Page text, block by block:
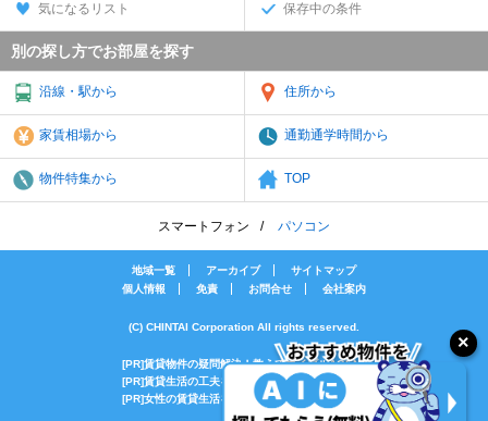
気になるリスト 保存中の条件
別の探し方でお部屋を探す
沿線・駅から 住所から
家賃相場から 通勤通学時間から
物件特集から TOP
スマートフォン パソコン
地域一覧 アーカイブ
サイトマップ
個人情報
免責 お問合せ 会社案内
(C) CHINTAI Corporation All rights reserved.
[PR]賃貸物件の疑問解決！教えてエイブルAGENT
[PR]賃貸生活の工夫を紹介！CHINTAI情報局
[PR]女性の賃貸生活を応援！Woman.CHINTAI